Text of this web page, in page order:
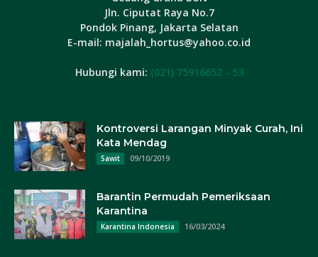
Jln. Ciputat Raya No.7
Pondok Pinang, Jakarta Selatan
E-mail: majalah_hortus@yahoo.co.id
Hubungi kami: (021) 75916652 - 53
Kontroversi Larangan Minyak Curah, Ini
Kata Mendag
Sawit 09/10/2019
Barantin Permudah Pemeriksaan
Karantina
Karantina Indonesia 16/03/2024